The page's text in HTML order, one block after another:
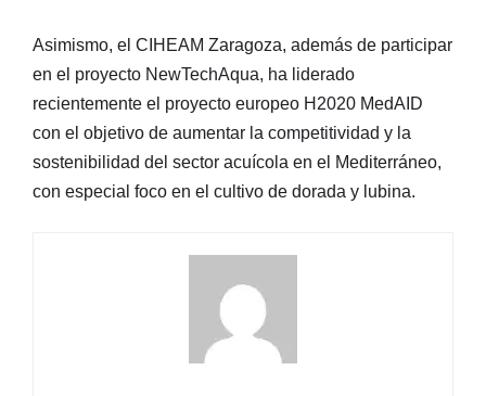
Asimismo, el CIHEAM Zaragoza, además de participar
en el proyecto NewTechAqua, ha liderado
recientemente el proyecto europeo H2020 MedAID
con el objetivo de aumentar la competitividad y la
sostenibilidad del sector acuícola en el Mediterráneo,
con especial foco en el cultivo de dorada y lubina.